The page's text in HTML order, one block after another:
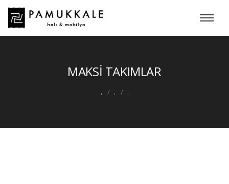
MAKSİ TAKIMLAR
. . .